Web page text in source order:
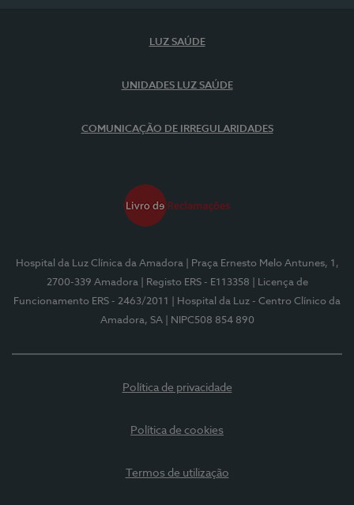
LUZ SAÚDE
UNIDADES LUZ SAÚDE
COMUNICAÇÃO DE IRREGULARIDADES
Hospital da Luz Clínica da Amadora
| Praça Ernesto Melo Antunes, 1,
2700-339 Amadora
| Registo ERS - E113358
| Licença de
Funcionamento ERS - 2463/2011
| Hospital da Luz - Centro Clínico da
Amadora, SA
| NIPC508 854 890
Política de privacidade
Política de cookies
Termos de utilização